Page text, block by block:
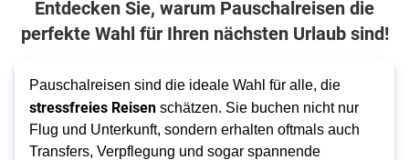
Entdecken Sie, warum Pauschalreisen die
perfekte Wahl für Ihren nächsten Urlaub sind!
Pauschalreisen sind die ideale Wahl für alle, die
stressfreies Reisen schätzen. Sie buchen nicht nur
Flug und Unterkunft, sondern erhalten oftmals auch
Transfers, Verpflegung und sogar spannende